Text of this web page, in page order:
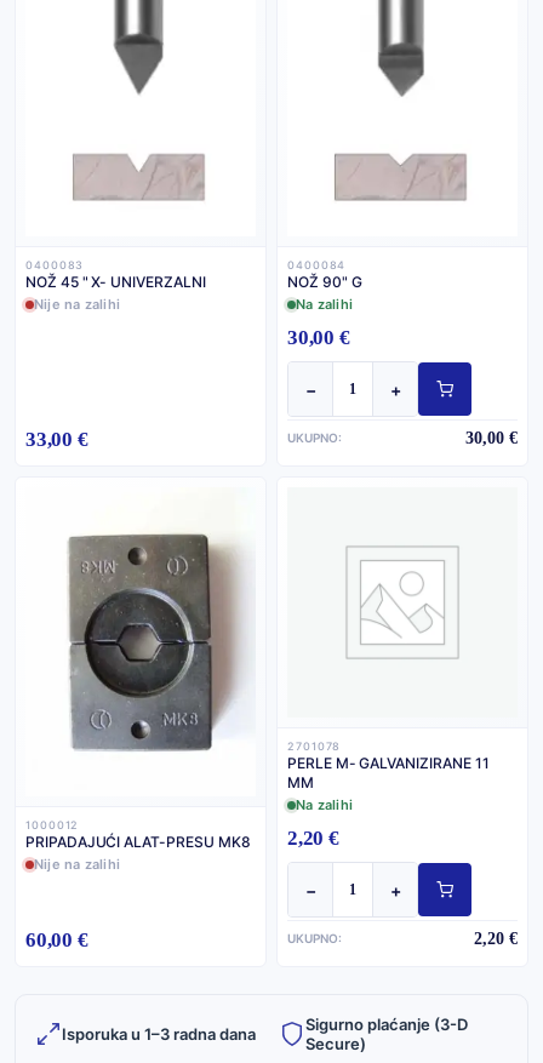
0400083
NOŽ 45 " X- UNIVERZALNI
Nije na zalihi
33,00 €
0400084
NOŽ 90" G
Na zalihi
30,00 €
− +
UKUPNO: 30,00 €
1000012
PRIPADAJUĆI ALAT-PRESU MK8
Nije na zalihi
60,00 €
2701078
PERLE M- GALVANIZIRANE 11
MM
Na zalihi
2,20 €
− +
UKUPNO: 2,20 €
Isporuka u 1–3 radna dana
Sigurno plaćanje (3-D
Secure)